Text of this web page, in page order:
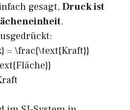
gesagt, Druck ist
.
= \frac{\text{Kraft}}